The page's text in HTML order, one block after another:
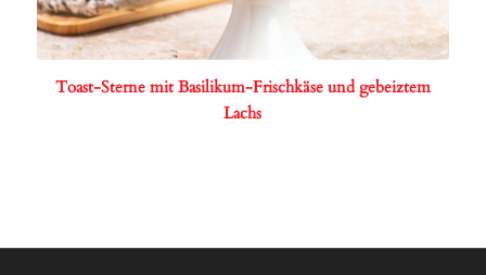
Toast-Sterne mit Basilikum-Frischkäse und gebeiztem
Lachs